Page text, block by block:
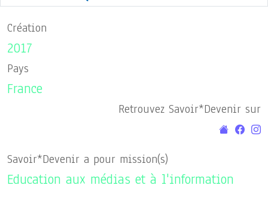
Création
2017
Pays
France
Retrouvez Savoir*Devenir sur
Savoir*Devenir a pour mission(s)
Education aux médias et à l'information